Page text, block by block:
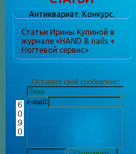
Антиквариат. Конкурс.
Статьи Ирины Купиной в
журнале «HAND & nails +
Ногтевой сервис»
Оставьте своё сообщение:
e-mail: